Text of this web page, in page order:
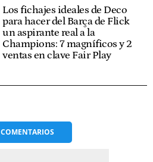
Los fichajes ideales de Deco
para hacer del Barça de Flick
un aspirante real a la
Champions: 7 magníficos y 2
ventas en clave Fair Play
COMENTARIOS